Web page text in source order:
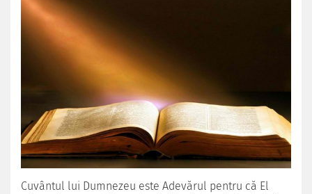
Cuvântul lui Dumnezeu este Adevărul pentru că El